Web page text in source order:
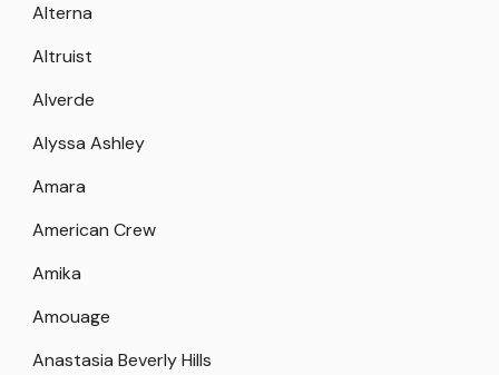
Alterna
Altruist
Alverde
Alyssa Ashley
Amara
American Crew
Amika
Amouage
Anastasia Beverly Hills